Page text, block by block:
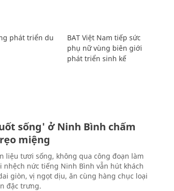
phát triển du
BAT Việt Nam tiếp sức
phụ nữ vùng biên giới
phát triển sinh kế
sống' ở Ninh Bình chấm
miệng
liệu tươi sống, không qua công đoạn làm
nhệch nức tiếng Ninh Bình vẫn hút khách
giòn, vị ngọt dịu, ăn cùng hàng chục loại
đặc trưng.